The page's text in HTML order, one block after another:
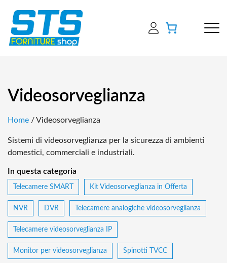
Videosorveglianza
Home / Videosorveglianza
Sistemi di videosorveglianza per la sicurezza di ambienti
domestici, commerciali e industriali.
In questa categoria
Telecamere SMART Kit Videosorveglianza in Offerta
NVR DVR Telecamere analogiche videosorveglianza
Telecamere videosorveglianza IP
Monitor per videosorveglianza Spinotti TVCC